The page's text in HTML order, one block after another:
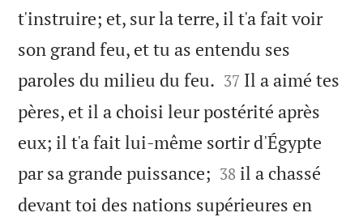
t'instruire; et, sur la terre, il t'a fait voir
son grand feu, et tu as entendu ses
paroles du milieu du feu. 

37 Il a aimé tes
pères, et il a choisi leur postérité après
eux; il t'a fait lui-même sortir d'Égypte
par sa grande puissance; 

38 il a chassé
devant toi des nations supérieures en